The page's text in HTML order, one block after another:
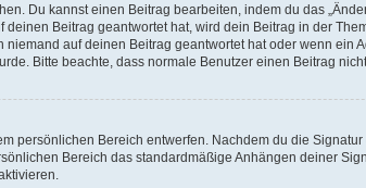
Du kannst einen Beitrag bearbeiten, indem du das
Beitrag geantwortet hat, wird dein Beitrag in der
auf deinen Beitrag geantwortet hat oder wenn ein
Bitte beachte, dass normale Benutzer einen Beitrag
Bereich entwerfen. Nachdem du die
Bereich das standardmäßige Anhängen deiner